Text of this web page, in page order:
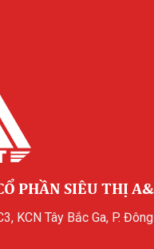
PHẦN SIÊU THỊ
KCN Tây Bắc Ga, P.